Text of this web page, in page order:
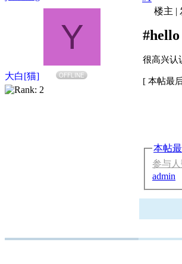
Y
大白[猫] OFFLINE
楼主 |
很高兴认
[ 本帖最
本帖
参与
admin